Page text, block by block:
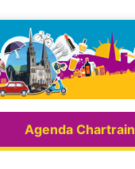
Agenda Chartrain